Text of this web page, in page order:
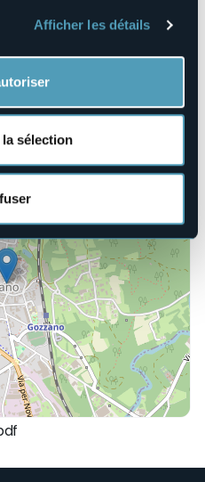
Afficher les détails
sélection